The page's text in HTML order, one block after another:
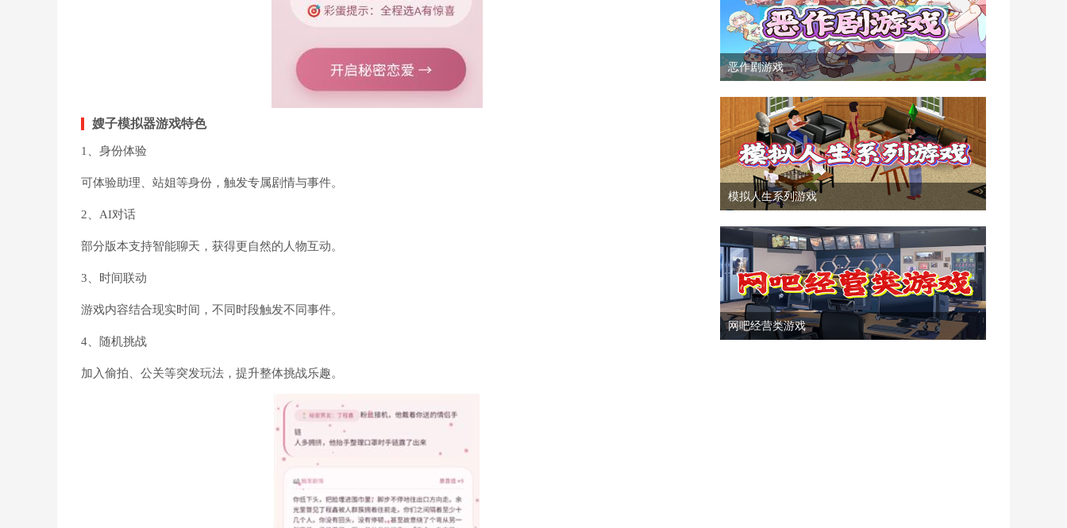
嫂子模拟器游戏特色
1、身份体验
可体验助理、站姐等身份，触发专属剧情与事件。
2、AI对话
部分版本支持智能聊天，获得更自然的人物互动。
3、时间联动
游戏内容结合现实时间，不同时段触发不同事件。
4、随机挑战
加入偷拍、公关等突发玩法，提升整体挑战乐趣。
恶作剧游戏
模拟人生系列游戏
网吧经营类游戏